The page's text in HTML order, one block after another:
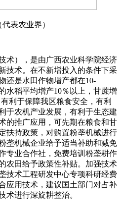
表农业界）
术），是由广西农业科学院经济
技术。在不新增投入的条件下采
还是水田作物增产都在10-
水稻平均增产10％以上，甘蔗增
利于保障我区粮食安全，有利
于农机产业发展，有利于生态建
的推广应用，可先期在粮食和甘
扶持政策，对购置粉垄机械进行
垄机械企业给予适当补助和减免
专业合作社，免费培训粉垄耕作
农田给予政策性补贴。加强技术
技术工程研发中心专项科研经费
应用技术，建议国土部门对占补
术进行深旋耕整治。